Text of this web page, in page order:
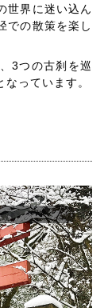
世界に迷い込ん
での散策を楽し
3つの古刹を巡
っています。